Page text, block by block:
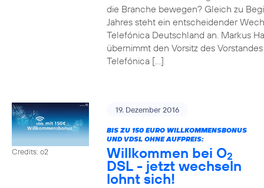
die Branche bewegen? Gleich zu
Jahres steht ein entscheidender
Telefónica Deutschland an. Markus
übernimmt den Vorsitz des
Telefónica […]
Credits: o2
19. Dezember 2016
BIS ZU 150 EURO WILLKOMMENSBONUS
UND VDSL OHNE AUFPREIS:
Willkommen bei O2
DSL - jetzt wechseln
lohnt sich!